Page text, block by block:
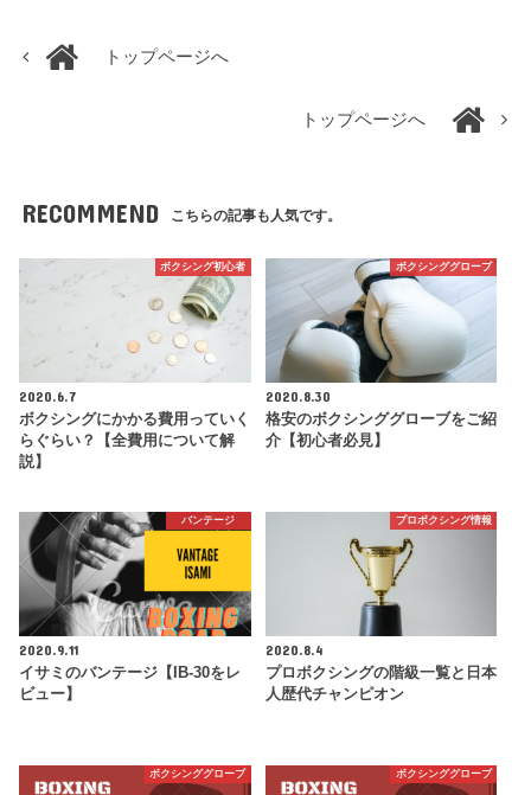
トップページへ
トップページへ
RECOMMEND こちらの記事も人気です。
ボクシング初心者
2020.6.7
ボクシングにかかる費用っていく
らぐらい？【全費用について解
説】
ボクシンググローブ
2020.8.30
格安のボクシンググローブをご紹
介【初心者必見】
バンテージ
2020.9.11
イサミのバンテージ【IB-30をレ
ビュー】
プロボクシング情報
2020.8.4
プロボクシングの階級一覧と日本
人歴代チャンピオン
ボクシンググローブ ボクシンググローブ